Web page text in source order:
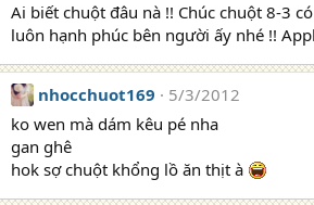
Ai biết chuột đâu nà !! Chúc chuột 8-3
luôn hạnh phúc bên người ấy nhé !!
nhocchuot169
5/3/2012
ko wen mà dám kêu pé nha
gan ghê
hok sợ chuột khổng lồ ăn thịt à